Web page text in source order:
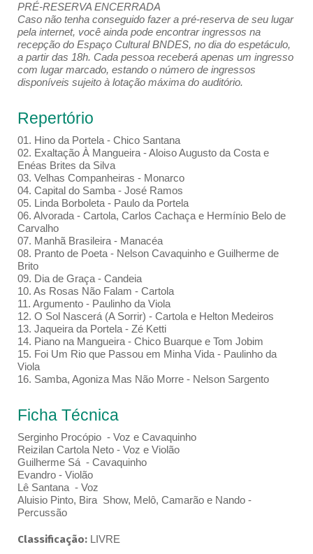
PRÉ-RESERVA ENCERRADA
Caso não tenha conseguido fazer a pré-reserva de seu lugar
pela internet, você ainda pode encontrar ingressos na
recepção do Espaço Cultural BNDES, no dia do espetáculo,
a partir das 18h. Cada pessoa receberá apenas um ingresso
com lugar marcado, estando o número de ingressos
disponíveis sujeito à lotação máxima do auditório.
Repertório
01. Hino da Portela - Chico Santana
02. Exaltação À Mangueira - Aloiso Augusto da Costa e
Enéas Brites da Silva
03. Velhas Companheiras - Monarco
04. Capital do Samba - José Ramos
05. Linda Borboleta - Paulo da Portela
06. Alvorada - Cartola, Carlos Cachaça e Hermínio Belo de
Carvalho
07. Manhã Brasileira - Manacéa
08. Pranto de Poeta - Nelson Cavaquinho e Guilherme de
Brito
09. Dia de Graça - Candeia
10. As Rosas Não Falam - Cartola
11. Argumento - Paulinho da Viola
12. O Sol Nascerá (A Sorrir) - Cartola e Helton Medeiros
13. Jaqueira da Portela - Zé Ketti
14. Piano na Mangueira - Chico Buarque e Tom Jobim
15. Foi Um Rio que Passou em Minha Vida - Paulinho da
Viola
16. Samba, Agoniza Mas Não Morre - Nelson Sargento
Ficha Técnica
Serginho Procópio - Voz e Cavaquinho
Reizilan Cartola Neto - Voz e Violão
Guilherme Sá - Cavaquinho
Evandro - Violão
Lê Santana - Voz
Aluisio Pinto, Bira Show, Melô, Camarão e Nando -
Percussão
Classificação: LIVRE